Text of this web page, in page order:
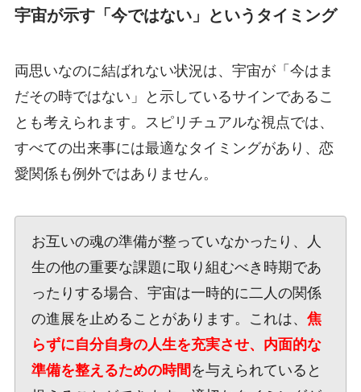
宇宙が示す「今ではない」というタイミング
両思いなのに結ばれない状況は、宇宙が「今はま
だその時ではない」と示しているサインであるこ
とも考えられます。スピリチュアルな視点では、
すべての出来事には最適なタイミングがあり、恋
愛関係も例外ではありません。
お互いの魂の準備が整っていなかったり、人
生の他の重要な課題に取り組むべき時期であ
ったりする場合、宇宙は一時的に二人の関係
の進展を止めることがあります。これは、 焦
らずに自分自身の人生を充実させ、内面的な
準備を整えるための時間 を与えられていると